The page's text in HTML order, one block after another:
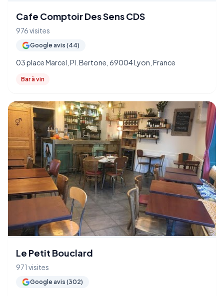
Cafe Comptoir Des Sens CDS
976 visites
Google avis (44)
03 place Marcel, Pl. Bertone, 69004 Lyon, France
Bar à vin
Le Petit Bouclard
971 visites
Google avis (302)